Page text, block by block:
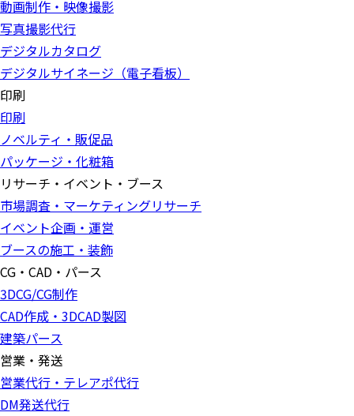
動画制作・映像撮影
写真撮影代行
デジタルカタログ
デジタルサイネージ（電子看板）
印刷
印刷
ノベルティ・販促品
パッケージ・化粧箱
リサーチ・イベント・ブース
市場調査・マーケティングリサーチ
イベント企画・運営
ブースの施工・装飾
CG・CAD・パース
3DCG/CG制作
CAD作成・3DCAD製図
建築パース
営業・発送
営業代行・テレアポ代行
DM発送代行